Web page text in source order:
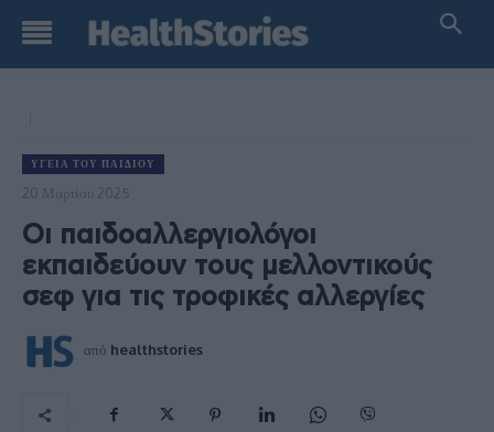
ΥΓΕΊΑ ΤΟΥ ΠΑΙΔΙΟΎ
20 Μαρτίου 2025
Οι παιδοαλλεργιολόγοι
εκπαιδεύουν τους μελλοντικούς
σεφ για τις τροφικές αλλεργίες
από healthstories